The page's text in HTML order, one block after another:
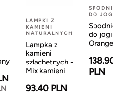
LAMPKI Z
KAMIENI
NATURALNYCH
Lampka z
kamieni
szlachetnych -
Mix kamieni
93.40 PLN
DO
do
Orange
PLN